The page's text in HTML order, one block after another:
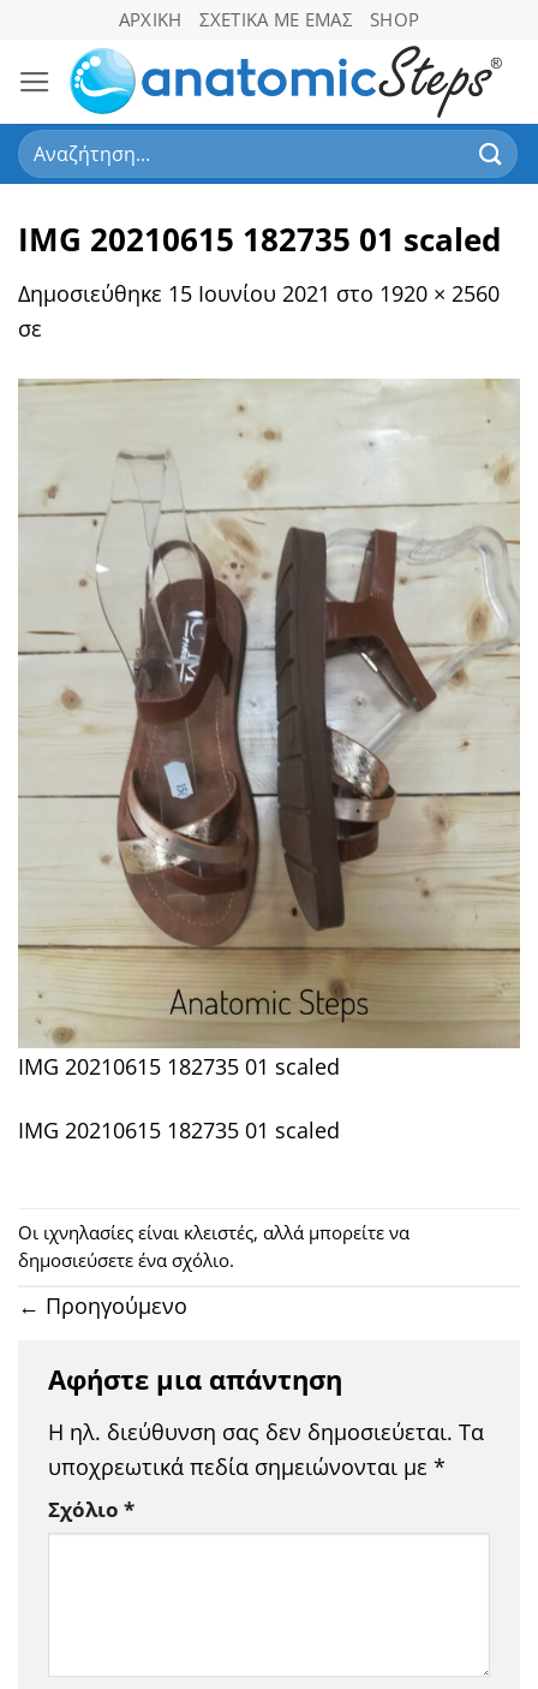
περιεχόμενο
ΑΡΧΙΚΉ ΣΧΕΤΙΚΆ ΜΕ ΕΜΆΣ SHOP
Αναζήτηση
για:
IMG 20210615 182735 01 scaled
Δημοσιεύθηκε 15 Ιουνίου 2021 στο 1920 × 2560
σε
IMG 20210615 182735 01 scaled
IMG 20210615 182735 01 scaled
Οι ιχνηλασίες είναι κλειστές, αλλά μπορείτε να
δημοσιεύσετε ένα σχόλιο.
← Προηγούμενο
Αφήστε μια απάντηση
Η ηλ. διεύθυνση σας δεν δημοσιεύεται. Τα
υποχρεωτικά πεδία σημειώνονται με *
Σχόλιο *